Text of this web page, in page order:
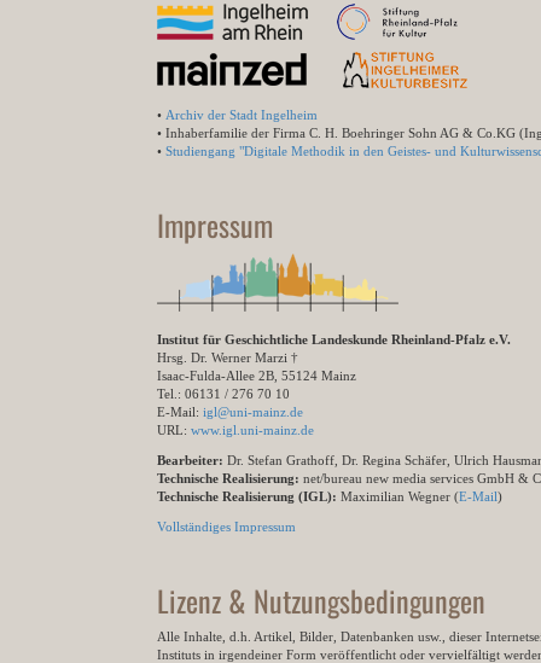
• Archiv der Stadt Ingelheim
• Inhaberfamilie der Firma C. H. Boehringer Sohn AG & Co.KG
• Studiengang "Digitale Methodik in den Geistes- und
Impressum
Institut für Geschichtliche Landeskunde Rheinland-Pfalz e.V.
Hrsg. Dr. Werner Marzi †
Isaac-Fulda-Allee 2B, 55124 Mainz
Tel.: 06131 / 276 70 10
E-Mail: igl@uni-mainz.de
URL: www.igl.uni-mainz.de
Bearbeiter: Dr. Stefan Grathoff, Dr. Regina Schäfer, Ulrich
Technische Realisierung: net/bureau new media services GmbH &
Technische Realisierung (IGL): Maximilian Wegner (E-Mail)
Vollständiges Impressum
Lizenz & Nutzungsbedingungen
Alle Inhalte, d.h. Artikel, Bilder, Datenbanken usw., dieser
Instituts in irgendeiner Form veröffentlicht oder vervielfältigt